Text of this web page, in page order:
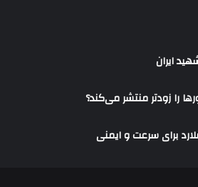
ایران
را زودتر منتشر می‌کند؟
برای سرعت و ایمنی